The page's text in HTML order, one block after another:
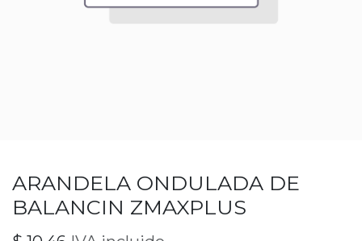
ARANDELA ONDULADA DE
BALANCIN ZMAXPLUS